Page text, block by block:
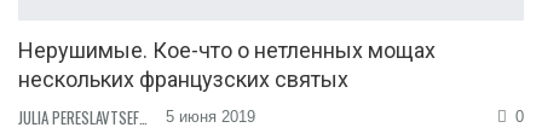
Нерушимые. Кое-что о нетленных мощах
нескольких французских святых
JULIA PERESLAVTSEFF 5 июня 2019 0